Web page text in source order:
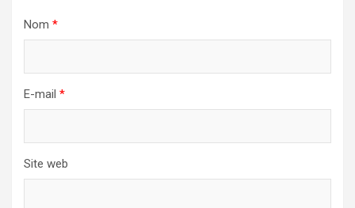
Nom *
E-mail *
Site web